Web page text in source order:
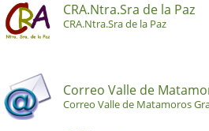
CRA.Ntra.Sra de la Paz
CRA.Ntra.Sra de la Paz
Correo Valle de
Correo Valle de Matamoros